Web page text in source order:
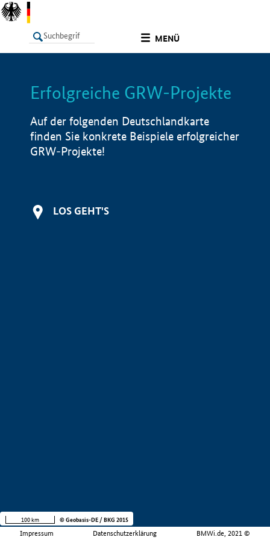
MENÜ
LISTE Info
Erfolgreiche GRW-Projekte
Auf der folgenden Deutschlandkarte
finden Sie konkrete Beispiele erfolgreicher
GRW-Projekte!
LOS GEHT'S
Impressum Datenschutzerklärung BMWi.de, 2021 ©
100 km © Geobasis-DE / BKG 2015